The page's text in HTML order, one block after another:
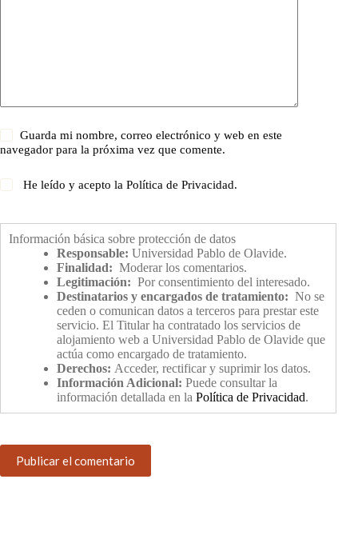
Guarda mi nombre, correo electrónico y web en este
navegador para la próxima vez que comente.
He leído y acepto laPolítica de Privacidad.
Información básica sobre protección de datos
Responsable: Universidad Pablo de Olavide.
Finalidad: Moderar los comentarios.
Legitimación: Por consentimiento del interesado.
Destinatarios y encargados de tratamiento: No se
ceden o comunican datos a terceros para prestar este
servicio. El Titular ha contratado los servicios de
alojamiento web a Universidad Pablo de Olavide que
actúa como encargado de tratamiento.
Derechos: Acceder, rectificar y suprimir los datos.
Información Adicional: Puede consultar la
información detallada en la Política de Privacidad.
Publicar el comentario